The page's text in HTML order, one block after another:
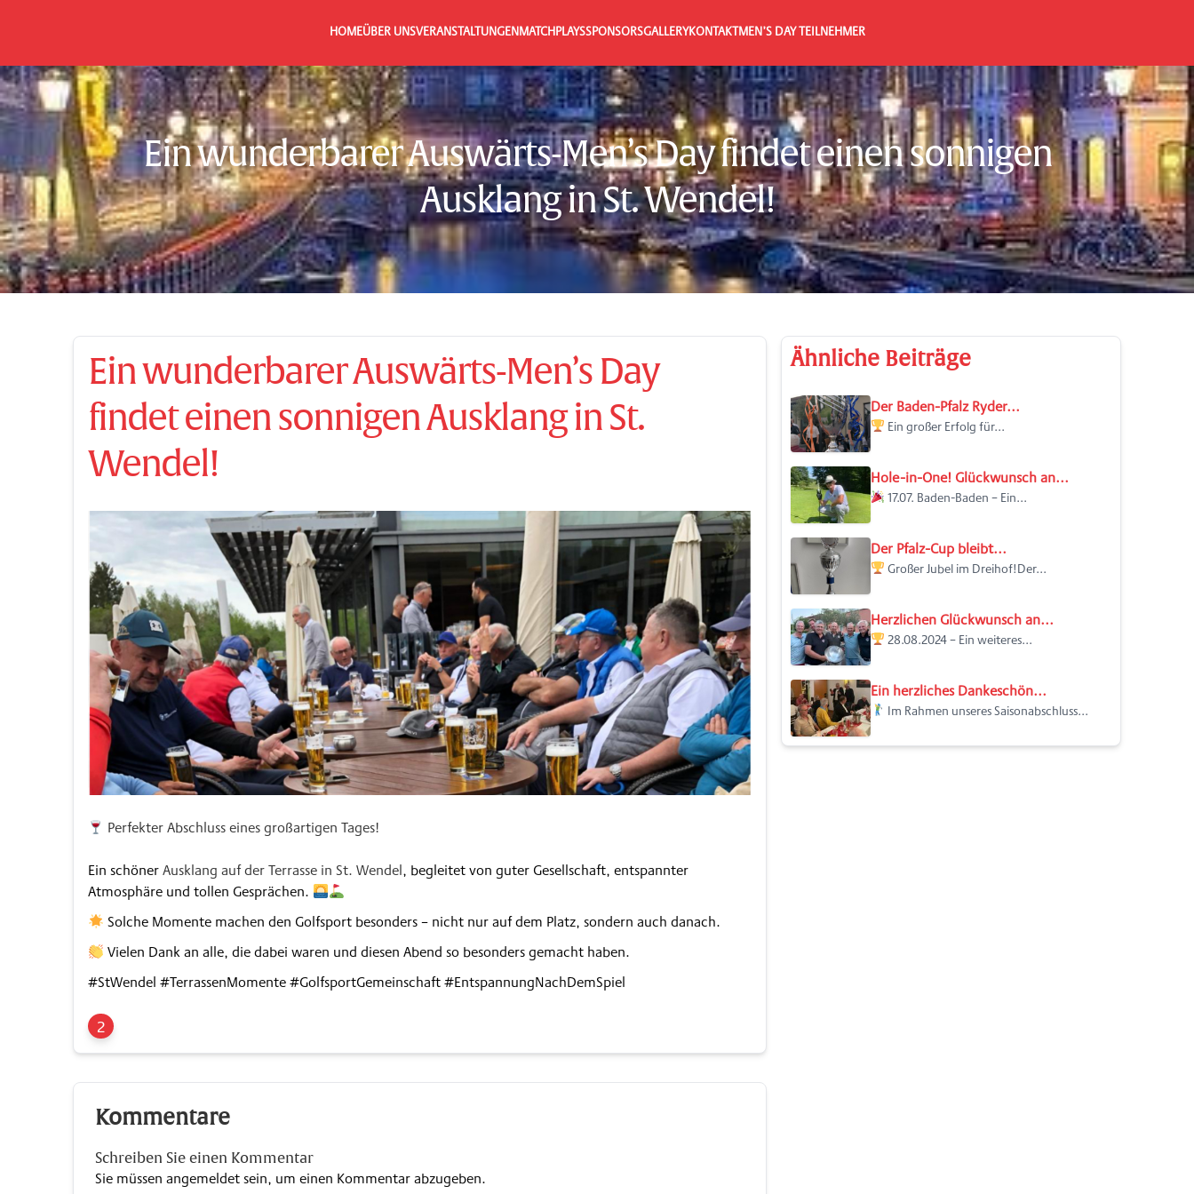
HOMEÜBER UNSVERANSTALTUNGENMATCHPLAYSSPONSORSGALLERYKONTAKTMEN’S DAY TEILNEHMER
Ein wunderbarer Auswärts-Men’s Day findet einen sonnigen
Ausklang in St. Wendel!
Ein wunderbarer Auswärts-Men’s Day
findet einen sonnigen Ausklang in St.
Wendel!
Perfekter Abschluss eines großartigen Tages!
Ein schönerAusklang auf der Terrasse in St. Wendel, begleitet von guter Gesellschaft, entspannter
Atmosphäre und tollen Gesprächen.
Solche Momente machen den Golfsport besonders – nicht nur auf dem Platz, sondern auch danach.
Vielen Dank an alle, die dabei waren und diesen Abend so besonders gemacht haben.
#StWendel #TerrassenMomente #GolfsportGemeinschaft #EntspannungNachDemSpiel
2
Kommentare
Schreiben Sie einen Kommentar
Sie müssen angemeldetsein, um einen Kommentar abzugeben.
Ähnliche Beiträge
Der Baden-Pfalz Ryder...
Ein großer Erfolg für...
Hole-in-One! Glückwunsch an...
17.07. Baden-Baden – Ein...
Der Pfalz-Cup bleibt...
Großer Jubel im Dreihof!Der...
Herzlichen Glückwunsch an...
28.08.2024 – Ein weiteres...
Ein herzliches Dankeschön...
Im Rahmen unseres Saisonabschluss...